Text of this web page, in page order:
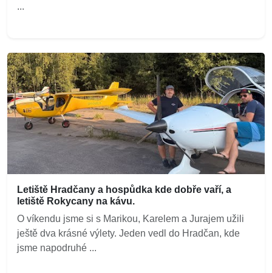
...
Letiště Hradčany a hospůdka kde dobře vaří, a
letiště Rokycany na kávu.
O víkendu jsme si s Marikou, Karelem a Jurajem užili
ještě dva krásné výlety. Jeden vedl do Hradčan, kde
jsme napodruhé ...